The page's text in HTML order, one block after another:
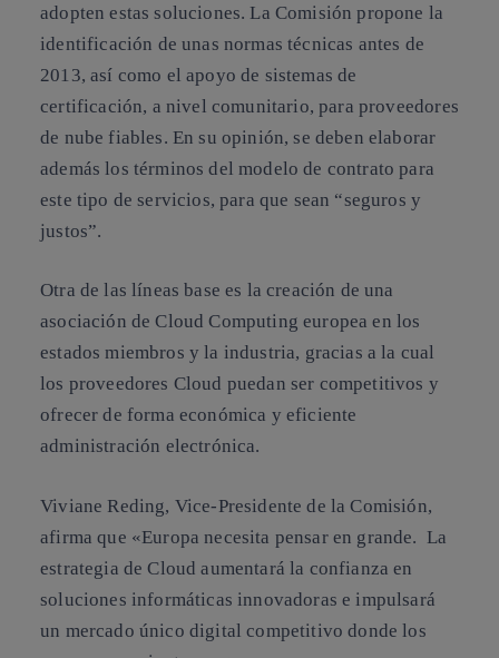
adopten estas soluciones. La Comisión propone la
identificación de unas normas técnicas antes de
2013, así como el apoyo de sistemas de
certificación, a nivel comunitario, para proveedores
de nube fiables. En su opinión, se deben elaborar
además los términos del modelo de contrato para
este tipo de servicios, para que sean “seguros y
justos”.
Otra de las líneas base es lacreación de una
asociación de Cloud Computing europea en los
estados miembros y la industria, gracias a la cual
los proveedores Cloud puedan ser competitivos y
ofrecer de forma económica y eficiente
administración electrónica.
Viviane Reding, Vice-Presidente de la Comisión,
afirma que «Europa necesita pensar en grande. La
estrategia de Cloud aumentará la confianza en
soluciones informáticas innovadoras e impulsará
un mercado único digital competitivo donde los